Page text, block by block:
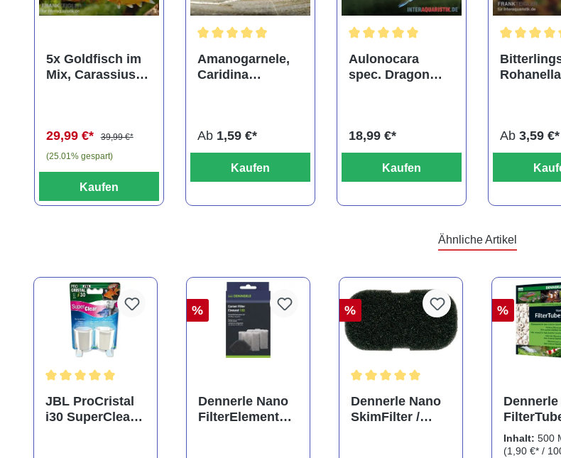
5x Goldfisch im
Mix, Carassius
29,99 €*
39,99 €*
(25.01% gespart)
Kaufen
Amanogarnele,
Caridina
Ab 1,59 €*
Kaufen
Aulonocara
spec. Dragon
18,99 €*
Kaufen
Ab 3,59 €*
Ähnliche Artikel
JBL ProCristal
i30 SuperClear,
%
Dennerle Nano
FilterElement
%
Dennerle Nano
SkimFilter /
%
ml,
Inhalt: 500
(1,90 €* /